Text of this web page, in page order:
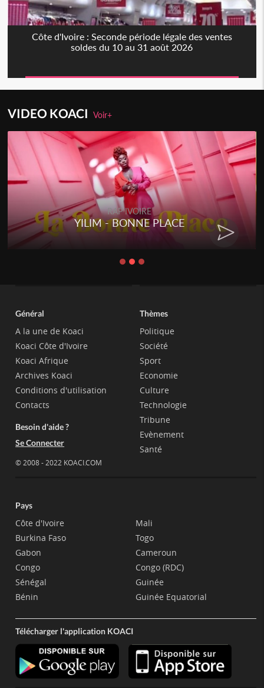
Côte d'Ivoire : Seconde période légale des ventes
soldes du 10 au 31 août 2026
VIDEO KOACIVoir+
RAP IVOIRE
YILIM - BONNE PLACE
Général
A la une de Koaci
Koaci Côte d'Ivoire
Koaci Afrique
Archives Koaci
Conditions d'utilisation
Contacts
Besoin d'aide ?
Se Connecter
© 2008 - 2022 KOACI.COM
Thèmes
Politique
Société
Sport
Economie
Culture
Technologie
Tribune
Evènement
Santé
Pays
Côte d'Ivoire
Burkina Faso
Gabon
Congo
Sénégal
Bénin
Mali
Togo
Cameroun
Congo (RDC)
Guinée
Guinée Equatorial
Télécharger l'application KOACI